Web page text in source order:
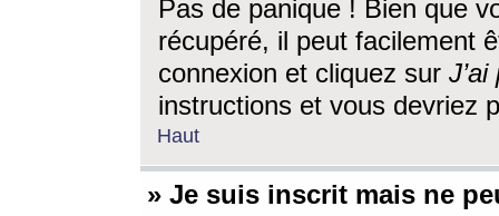
Pas de panique ! Bien que
récupéré, il peut facilement
connexion et cliquez sur
instructions et vous devriez
Haut
» Je suis inscrit mais ne